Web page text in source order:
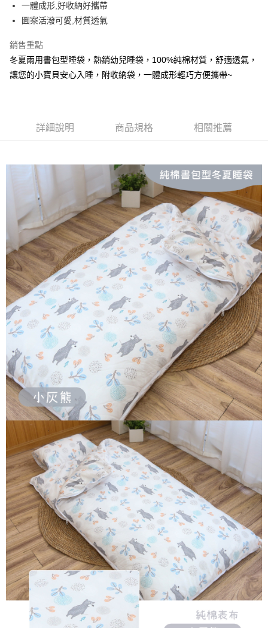
Google Pay
全盈+PAY
大哥付你分期
相關說明
流程，驗證手機門號後，選擇欲分期的期數、繳款截止日，確認付款後即完
成交易。
消。如遇「轉專審核」未通過狀況，表示未達大哥付你分期系統評分，恕無
法說明評估內容。
【繳款方式說明】
1.分期款項不併入電信帳單，「大哥付你分期」於每月結算日後寄送繳費提
醒簡訊。
2.透過簡訊連結打開帳單後，可選擇「超商條碼／台灣大直營門市／銀行轉
帳／街口支付／iPASS MONEY」等通路繳費。
【注意事項】
1.本服務係由「台灣大哥大股份有限公司」（以下簡稱本公司）所提供，讓
用戶於交易時，得透過本服務購買商品或服務，並由商店將買賣／分期付款
買賣價金債權讓與本公司後，依約使用本公司帳單繳交帳款。
2.基於同意付款使用「大哥付你分期」之契約關係目的，商店將以您的個人
資料（包含姓名、電話或地址）提供予台灣大哥大進項蒐集、處理及利用，
由本公司與您本人進行分期帳單所需資料之確認、核對及更正。
3.完整用戶服務條款，請詳閱以下連結：
https://oppay.tw/userRule
【關於「AFTEE先享後付」】
２．便利：只要手機號碼，簡訊認證，即可結帳。
３．安心：先確認商品／服務後，再付款。
【「AFTEE先享後付」結帳流程】
１．於結帳方式選擇「AFTEE先享後付」後，將跳轉至「AFTEE先享後付」
結帳頁面，進行簡訊認證並確認金額後，即可完成結帳。
２．訂單成立數日內，您將收到繳費通知簡訊。
３．收到繳費通知簡訊後14天內，點擊此簡訊中的連結，可透過四大超商／
ATM／網路銀行／等多元方式進行付款，方視為交易完成。
※ 請注意：結帳手續完成當下不需立刻繳費，但若您需要取消訂單，請聯絡
購買商品的店家。未經商家同意取消之訂單仍視為有效，需透過AFTEE先享
後付繳納相關費用。
※ 交易是否成功請以「AFTEE先享後付 」之結帳頁面顯示為準，若有關於
是否繳費成功／繳費後需取消欲退款等相關疑問，請聯繫「AFTEE先享後付
客戶支援中心」
https://netprotections.freshdesk.com/support/home
【注意事項】
１．透過由恩沛科技股份有限公司提供之「AFTEE先享後付」服務完成之交
易，需依本服務之必要範圍內提供個人資料，並將交易相關給付款項請求債
權轉讓予恩沛科技股份有限公司。
２．關於個人資料處理事宜，請瀏覽以下網址：
https://aftee.tw/terms/#terms3
３．未成年的使用者請事先徵得法定代理人或監護人之同意方可使用
「AFTEE先享後付」，若未經同意申辦者引起之損失，本公司不負相關責
４．使用「AFTEE先享後付」時，將依據個別帳號之用戶狀況，依本公司即
時審查核予不同之上限額度；若仍有額度不足之情形，本公司將視審查結果
請求用戶進行身份認證。
５．嚴禁一人註冊多個帳號或使用他人資訊註冊。若發現惡意使用之情形，
恩沛科技股份有限公司將有權停止該用戶之使用額度並採取法律行動。
ATM付款
運送方式
大型超重物流運送
每筆NT$150，滿NT$990(含以上)免運費
郵局包裹
每筆NT$250
一體成形,好收納好攜帶
圖案活潑可愛,材質透氣
銷售重點
冬夏兩用書包型睡袋，熱銷幼兒睡袋，100%純棉材質，舒適透氣，
讓您的小寶貝安心入睡，附收納袋，一體成形輕巧方便攜帶~
詳細說明 商品規格 相關推薦